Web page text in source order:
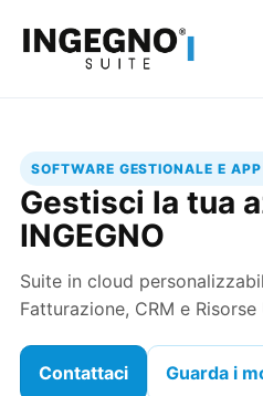
SOFTWARE GESTIONALE E
Gestisci la tua
INGEGNO
Suite in cloud
Fatturazione, CRM e Risorse
Contattaci Guarda i